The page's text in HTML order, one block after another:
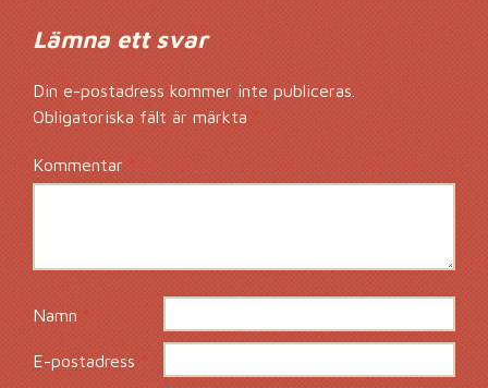
Lämna ett svar
Din e-postadress kommer inte publiceras.
Obligatoriska fält är märkta *
Kommentar*
Namn*
E-postadress*